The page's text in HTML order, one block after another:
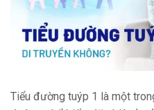
Tiểu đường tuýp 1 là một